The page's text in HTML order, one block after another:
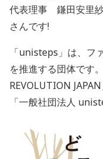
代表理事 鎌田安里
さんです!
「unisteps」は、フ
を推進する団体です
REVOLUTION
「一般社団法人